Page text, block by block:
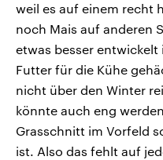
weil es auf einem recht
noch Mais auf anderen
etwas besser
Futter für die Kühe
nicht über den Winter
könnte auch eng
Grasschnitt im Vorfeld
ist. Also das fehlt auf